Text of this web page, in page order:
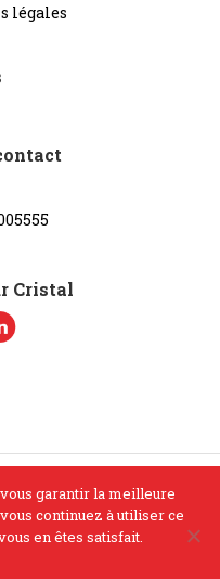
légales
Cristal
droits réservés
garantir la meilleure
continuez à utiliser ce
en êtes satisfait.